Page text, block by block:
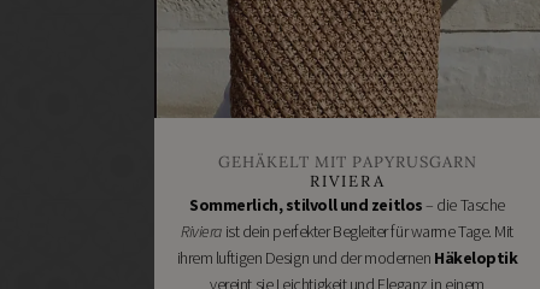
DIY
GESCHÄFTE
Bastelbedarf
Stoffgeschäfte
Handgemachtes
Schneidereibedarf
Handarbeitszubehör
DIY
GEHÄKELT MIT PAPYRUSGARN
RIVIERA
Sommerlich, stilvoll und zeitlos– die Tasche
Rivieraist dein perfekter Begleiter für warme Tage. Mit
ihrem luftigen Design und der modernen Häkeloptik
vereint sie Leichtigkeit und Eleganz in einem